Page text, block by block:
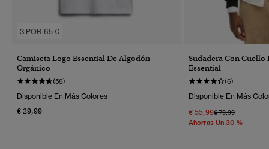
3 POR 65 €
Camiseta Logo Essential De Algodón
Orgánico
(58)
Disponible En Más Colores
€ 29,99
Sudadera Con
Essential
(6)
Disponible En Más
€ 55,99Precio Rebajado
€ 79,99A
Ahorras Un 30 %